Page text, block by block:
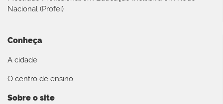
Nacional (Profei)
Conheça
A cidade
O centro de ensino
Sobre o site